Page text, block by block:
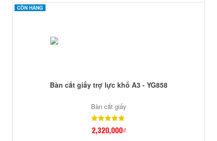
CÒN HÀNG
CÒN HÀNG
Bàn cắt giấy trợ lực khổ A3 - YG858
Bàn cắt giấy
2,320,000₫